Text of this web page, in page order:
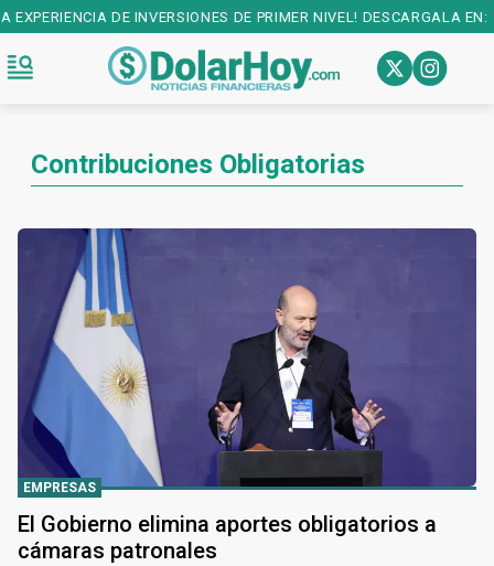
DE INVERSIONES DE PRIMER NIVEL! DESCARGALA EN:
Contribuciones Obligatorias
EMPRESAS
El Gobierno elimina aportes obligatorios a
cámaras patronales